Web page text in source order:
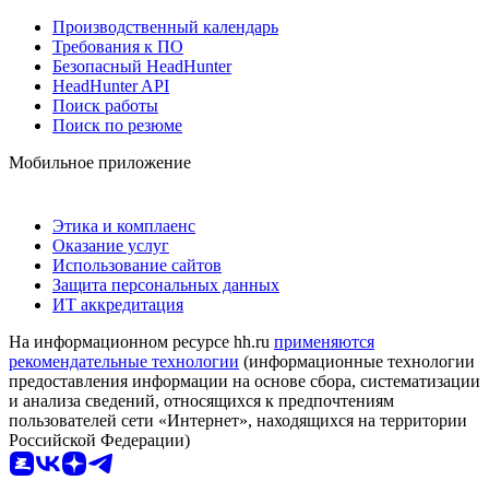
Производственный календарь
Требования к ПО
Безопасный HeadHunter
HeadHunter API
Поиск работы
Поиск по резюме
Мобильное приложение
Этика и комплаенс
Оказание услуг
Использование сайтов
Защита персональных данных
ИТ аккредитация
На информационном ресурсе hh.ru применяются
рекомендательные технологии (информационные технологии
предоставления информации на основе сбора, систематизации
и анализа сведений, относящихся к предпочтениям
пользователей сети «Интернет», находящихся на территории
Российской Федерации)